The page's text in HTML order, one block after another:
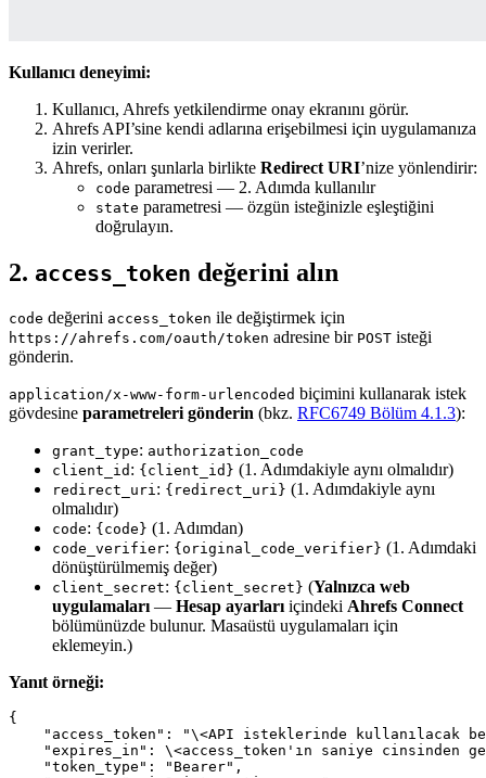
Kullanıcı deneyimi:
Kullanıcı, Ahrefs yetkilendirme onay ekranını görür.
Ahrefs API’sine kendi adlarına erişebilmesi için uygulamanıza
izin verirler.
Ahrefs, onları şunlarla birlikte Redirect URI’nize yönlendirir:
code parametresi — 2. Adımda kullanılır
state parametresi — özgün isteğinizle eşleştiğini
doğrulayın.
2. access_token değerini alın
code değerini access_token ile değiştirmek için
https://ahrefs.com/oauth/token adresine bir POST isteği
gönderin.
application/x-www-form-urlencoded biçimini kullanarak istek
gövdesine parametreleri gönderin (bkz. RFC6749 Bölüm 4.1.3):
grant_type: authorization_code
client_id : {client_id} (1. Adımdakiyle aynı olmalıdır)
redirect_uri: {redirect_uri} (1. Adımdakiyle aynı
olmalıdır)
code: {code} (1. Adımdan)
code_verifier: {original_code_verifier} (1. Adımdaki
dönüştürülmemiş değer)
client_secret: {client_secret} (Yalnızca web
uygulamaları— Hesap ayarlarıiçindeki Ahrefs Connect
bölümünüzde bulunur. Masaüstü uygulamaları için
eklemeyin.)
Yanıt örneği:
{
"access_token": "\<API isteklerinde kullanılacak
"expires_in": \<access_token'ın saniye cinsinden
    "token_type": "Bearer",